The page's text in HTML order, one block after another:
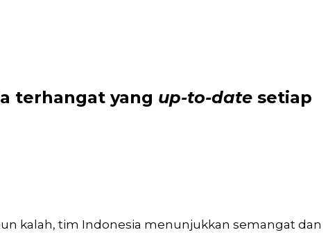
terhangat yang up-to-date setiap
kalah, tim Indonesia menunjukkan semangat dan